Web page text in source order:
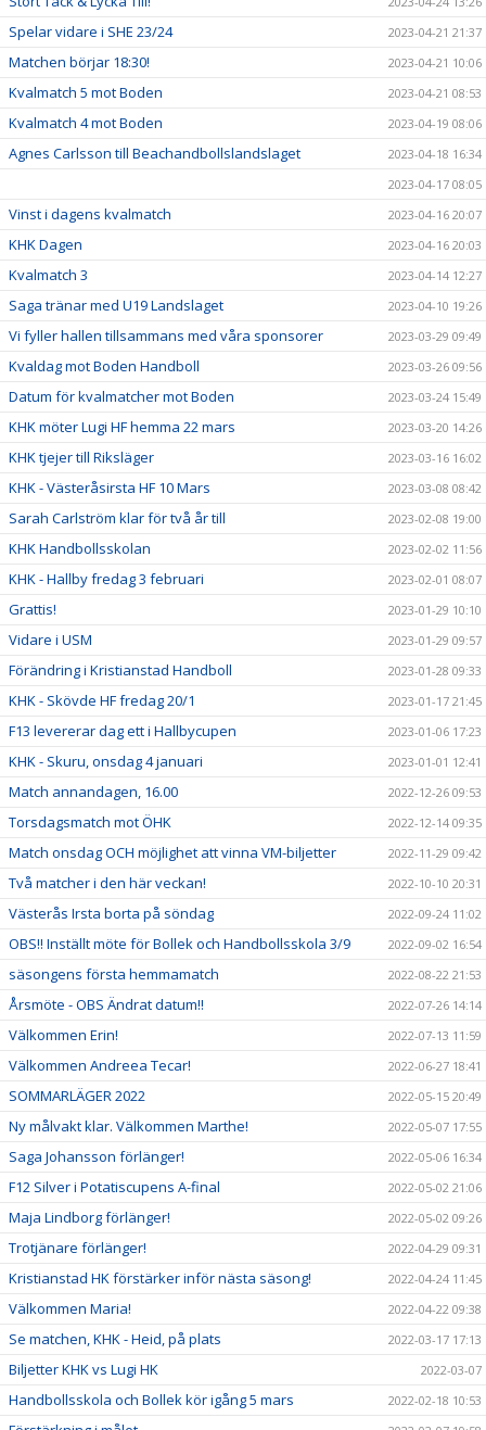
Spelar vidare i SHE 23/24 2023-04-21 21:37
Matchen börjar 18:30! 2023-04-21 10:06
Kvalmatch 5 mot Boden 2023-04-21 08:53
Kvalmatch 4 mot Boden 2023-04-19 08:06
Agnes Carlsson till Beachandbollslandslaget
2023-04-18 16:34
2023-04-17 08:05
Vinst i dagens kvalmatch 2023-04-16 20:07
KHK Dagen 2023-04-16 20:03
Kvalmatch 3 2023-04-14 12:27
Saga tränar med U19 Landslaget 2023-04-10 19:26
Vi fyller hallen tillsammans med våra sponsorer 2023-03-29 09:49
Kvaldag mot Boden Handboll 2023-03-26 09:56
Datum för kvalmatcher mot Boden 2023-03-24 15:49
KHK möter Lugi HF hemma 22 mars 2023-03-20 14:26
KHK tjejer till Riksläger 2023-03-16 16:02
KHK - Västeråsirsta HF 10 Mars 2023-03-08 08:42
Sarah Carlström klar för två år till 2023-02-08 19:00
KHK Handbollsskolan 2023-02-02 11:56
KHK - Hallby fredag 3 februari 2023-02-01 08:07
Grattis! 2023-01-29 10:10
Vidare i USM 2023-01-29 09:57
Förändring i Kristianstad Handboll 2023-01-28 09:33
KHK - Skövde HF fredag 20/1 2023-01-17 21:45
F13 levererar dag ett i Hallbycupen 2023-01-06 17:23
KHK - Skuru, onsdag 4 januari 2023-01-01 12:41
Match annandagen, 16.00 2022-12-26 09:53
Torsdagsmatch mot ÖHK 2022-12-14 09:35
Match onsdag OCH möjlighet att vinna VM-biljetter 2022-11-29 09:42
Två matcher i den här veckan! 2022-10-10 20:31
Västerås Irsta borta på söndag 2022-09-24 11:02
OBS!! Inställt möte för Bollek och Handbollsskola 3/9 2022-09-02 16:54
säsongens första hemmamatch 2022-08-22 21:53
Årsmöte - OBS Ändrat datum!! 2022-07-26 14:14
Välkommen Erin! 2022-07-13 11:59
Välkommen Andreea Tecar! 2022-06-27 18:41
SOMMARLÄGER 2022 2022-05-15 20:49
Ny målvakt klar. Välkommen Marthe! 2022-05-07 17:55
Saga Johansson förlänger! 2022-05-06 16:34
F12 Silver i Potatiscupens A-final 2022-05-02 21:06
Maja Lindborg förlänger! 2022-05-02 09:26
Trotjänare förlänger! 2022-04-29 09:31
Kristianstad HK förstärker inför nästa säsong! 2022-04-24 11:45
Välkommen Maria! 2022-04-22 09:38
Se matchen, KHK - Heid, på plats 2022-03-17 17:13
Biljetter KHK vs Lugi HK 2022-03-07
Handbollsskola och Bollek kör igång 5 mars 2022-02-18 10:53